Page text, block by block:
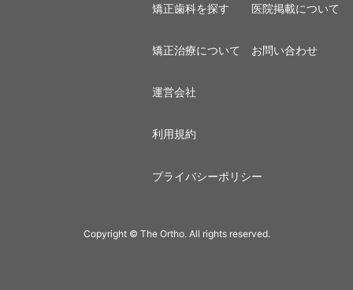
矯正歯科を探す
矯正治療について
医院掲載について
お問い合わせ
運営会社
利用規約
プライバシーポリシー
Copyright © The Ortho. All rights reserved.